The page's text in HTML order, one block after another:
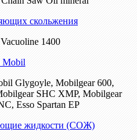
скольжения
1400
Mobil
Glygoyle, Mobilgear 600,
SHC XMP, Mobilgear
Esso Spartan EP
жидкости (СОЖ)